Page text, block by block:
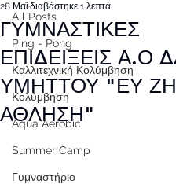
All Posts
Ping - Pong
Καλλιτεχνική Κολύμβηση
Κολύμβηση
Aqua Aerobic
Summer Camp
Γυμναστήριο
ΓΥΜΝΑΣΤΙΚΕΣ
ΕΠΙΔΕΙΞΕΙΣ Α.Ο
ΥΜΗΤΤΟΥ "ΕΥ
ΑΘΛΗΣΗ"
28 Μαΐδιαβάστηκε 1 λεπτά